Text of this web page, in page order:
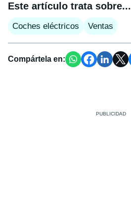
Este artículo trata sobre...
Coches eléctricos Ventas
Compártela en: